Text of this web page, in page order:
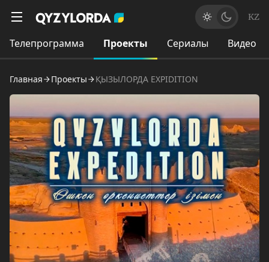
KZ
Телепрограмма Проекты Сериалы Видео
Главная Проекты ҚЫЗЫЛОРДА EXPIDITION